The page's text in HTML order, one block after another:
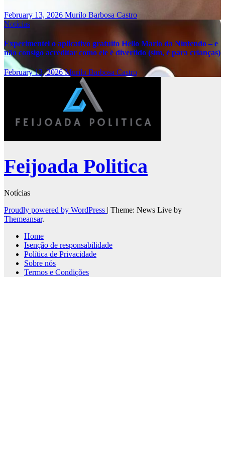
February 13, 2026 Murilo Barbosa Castro
Notícias
Experimentei o aplicativo gratuito Hello Mario da Nintendo – e
não consigo acreditar como ele é divertido (sim, é para crianças)
February 13, 2026Murilo Barbosa Castro
Feijoada Politica
Notícias
Proudly powered by WordPress | Theme: News Live by
Themeansar.
Home
Isenção de responsabilidade
Política de Privacidade
Sobre nós
Termos e Condições